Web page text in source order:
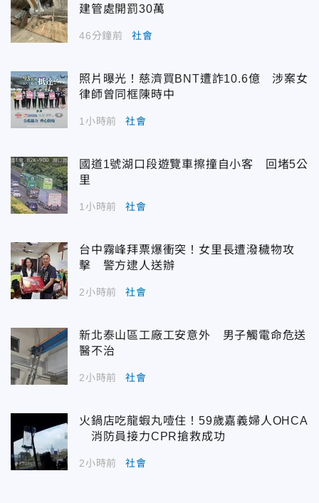
建管處開罰30萬
46分鐘前 社會
照片曝光！慈濟買BNT遭詐10.6億 涉案女
律師曾同框陳時中
1小時前 社會
國道1號湖口段遊覽車擦撞自小客 回堵5公
里
1小時前 社會
台中霧峰拜票爆衝突！女里長遭潑穢物攻
擊 警方逮人送辦
2小時前 社會
新北泰山區工廠工安意外 男子觸電命危送
醫不治
2小時前 社會
火鍋店吃龍蝦丸噎住！59歲嘉義婦人OHCA
消防員接力CPR搶救成功
2小時前 社會